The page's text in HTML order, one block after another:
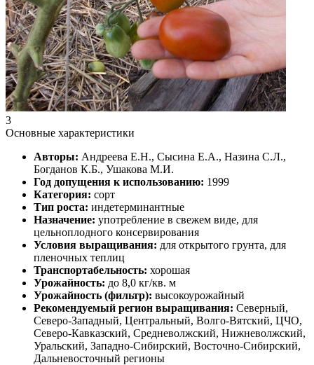
3
Основные характеристики
Авторы: Андреева Е.Н., Сысина Е.А., Назина С.Л.,
Богданов К.Б., Ушакова М.И.
Год допущения к использованию: 1999
Категория: сорт
Тип роста: индетерминантные
Назначение: употребление в свежем виде, для
цельноплодного консервирования
Условия выращивания: для открытого грунта, для
пленочных теплиц
Транспортабельность: хорошая
Урожайность: до 8,0 кг/кв. м
Урожайность (фильтр): высокоурожайный
Рекомендуемый регион выращивания: Северный,
Северо-Западный, Центральный, Волго-Вятский, ЦЧО,
Северо-Кавказский, Средневолжский, Нижневолжский,
Уральский, Западно-Сибирский, Восточно-Сибирский,
Дальневосточный регионы